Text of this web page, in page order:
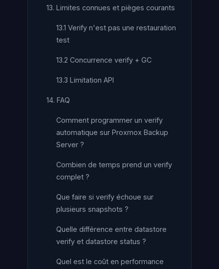
13. Limites connues et pièges courants
13.1 Verify n'est pas une restauration
test
13.2 Concurrence verify + GC
13.3 Limitation API
14. FAQ
Comment programmer un verify
automatique sur Proxmox Backup
Server ?
Combien de temps prend un verify
complet ?
Que faire si verify échoue sur
plusieurs snapshots ?
Quelle différence entre datastore
verify et datastore status ?
Quel est le coût en performance